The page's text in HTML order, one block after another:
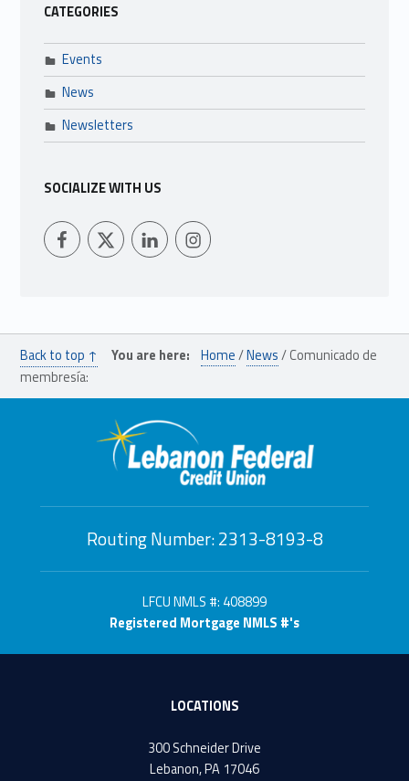
CATEGORIES
Events
News
Newsletters
SOCIALIZE WITH US
LFCU on FacebookLFCU on Twitter
LFCU on Linked In LFCU on Instagram
Back to top ↑ You are here: Home/News/Comunicado de
membresía:
Routing Number: 2313-8193-8
LFCU NMLS #: 408899
Registered Mortgage NMLS #'s
LOCATIONS
300 Schneider Drive
Lebanon, PA 17046